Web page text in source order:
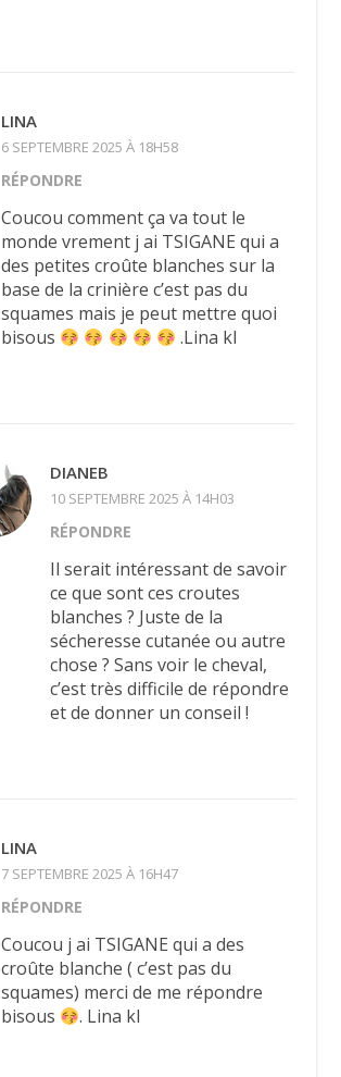
LINA
6 SEPTEMBRE 2025 À 18H58
RÉPONDRE
Coucou comment ça va tout le
monde vrement j ai TSIGANE qui a
des petites croûte blanches sur la
base de la crinière c’est pas du
squames mais je peut mettre quoi
bisous
.Lina kl
DIANEB
10 SEPTEMBRE 2025 À 14H03
RÉPONDRE
Il serait intéressant de savoir
ce que sont ces croutes
blanches ? Juste de la
sécheresse cutanée ou autre
chose ? Sans voir le cheval,
c’est très difficile de répondre
et de donner un conseil !
LINA
7 SEPTEMBRE 2025 À 16H47
RÉPONDRE
Coucou j ai TSIGANE qui a des
croûte blanche ( c’est pas du
squames) merci de me répondre
bisous
. Lina kl